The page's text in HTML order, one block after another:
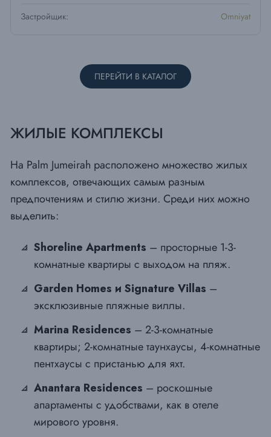
Застройщик: Omniyat
ПЕРЕЙТИ В КАТАЛОГ
ЖИЛЫЕ КОМПЛЕКСЫ
На Palm Jumeirah расположено множество жилых
комплексов, отвечающих самым разным
предпочтениям и стилю жизни. Среди них можно
выделить:
Shoreline Apartments – просторные 1-3-
комнатные квартиры с выходом на пляж.
Garden Homes и Signature Villas –
эксклюзивные пляжные виллы.
Marina Residences – 2-3-комнатные
квартиры; 2-комнатные таунхаусы, 4-комнатные
пентхаусы с пристанью для яхт.
Anantara Residences – роскошные
апартаменты с удобствами, как в отеле
мирового уровня.